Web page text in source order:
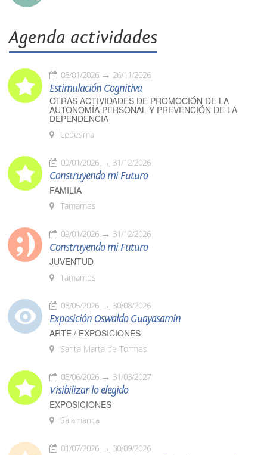
Agenda actividades
08/01/2026 26/11/2026
Estimulación Cognitiva
OTRAS ACTIVIDADES DE PROMOCIÓN DE LA
AUTONOMÍA PERSONAL Y PREVENCIÓN DE LA
DEPENDENCIA
Ledesma
09/01/2026 31/12/2026
Construyendo mi Futuro
FAMILIA
Tamames
09/01/2026 31/12/2026
Construyendo mi Futuro
JUVENTUD
Tamames
08/05/2026 30/08/2026
Exposición Oswaldo Guayasamín
ARTE / EXPOSICIONES
Santa Marta de Tormes
05/06/2026 31/03/2027
Visibilizar lo elegido
EXPOSICIONES
Salamanca
01/07/2026 30/09/2026